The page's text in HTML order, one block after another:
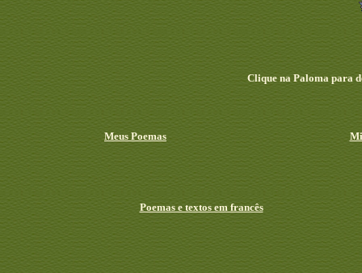
Clique na Paloma para
Meus Poemas
Poemas e textos em francês